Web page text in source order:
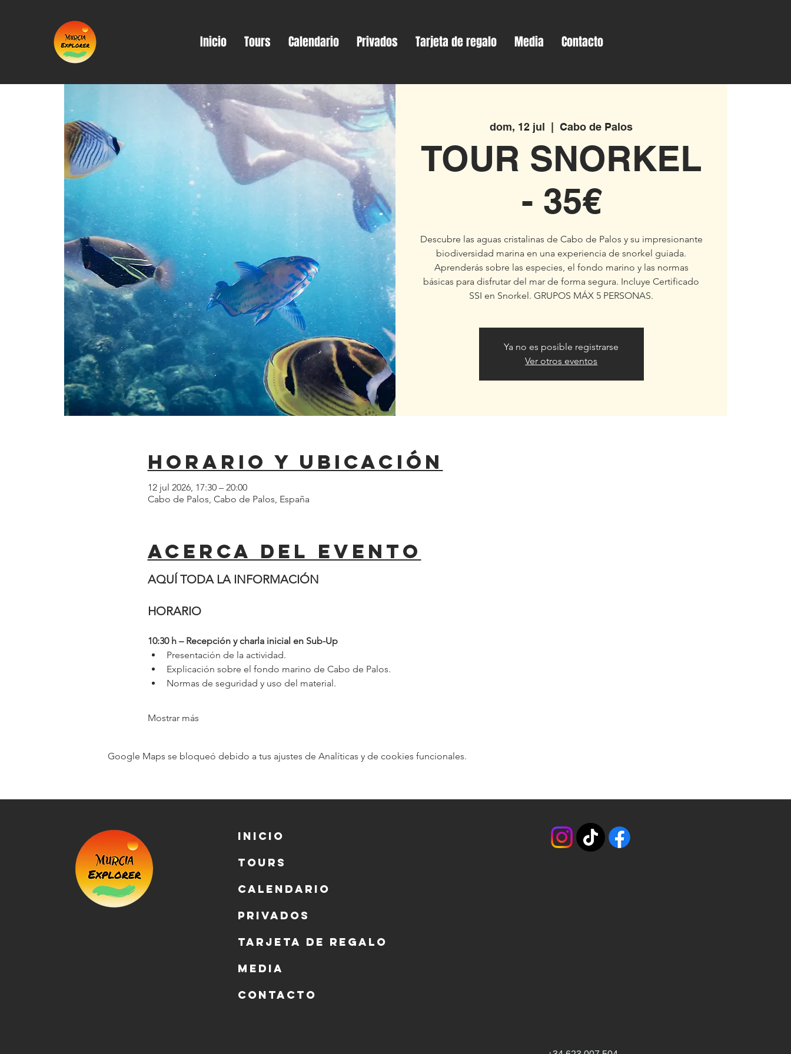
Inicio Tours Calendario Privados Tarjeta de regalo Media Contacto
dom, 12 jul
  |
Cabo de Palos
TOUR SNORKEL
- 35€
Descubre las aguas cristalinas de Cabo de Palos y su impresionante
biodiversidad marina en una experiencia de snorkel guiada.
Aprenderás sobre las especies, el fondo marino y las normas
básicas para disfrutar del mar de forma segura. Incluye Certificado
SSI en Snorkel. GRUPOS MÁX 5 PERSONAS.
Ya no es posible registrarse
Ver otros eventos
Horario y ubicación
12 jul 2026, 17:30 – 20:00
Cabo de Palos, Cabo de Palos, España
Acerca del evento
AQUÍ TODA LA INFORMACIÓN
HORARIO
10:30 h – Recepción y charla inicial en Sub-Up
Presentación de la actividad.
Explicación sobre el fondo marino de Cabo de Palos.
Normas de seguridad y uso del material.
Mostrar más
Google Maps se bloqueó debido a tus ajustes de Analíticas y de cookies funcionales.
Inicio
Tours
Calendario
Privados
Tarjeta de regalo
Media
Contacto